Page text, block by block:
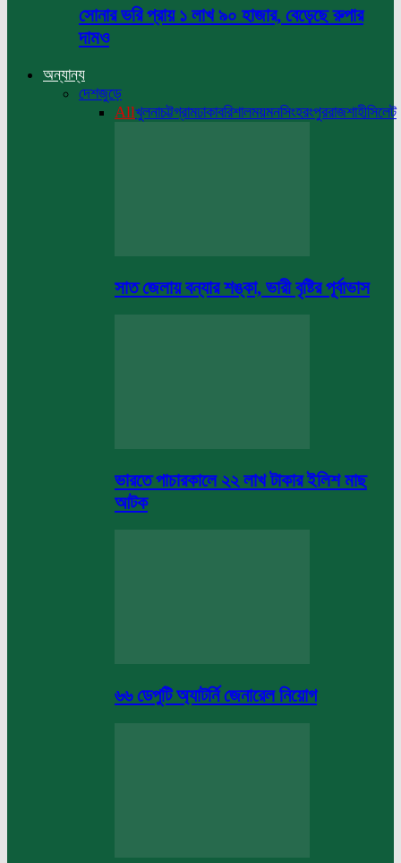
সোনার ভরি প্রায় ১ লাখ ৯০ হাজার, বেড়েছে রুপার
দামও
অন্যান্য
দেশজুড়ে
Allখুলনাচট্টগ্রামঢাকাবরিশালময়মনসিংহরংপুররাজশাহীসিলেট
সাত জেলায় বন্যার শঙ্কা, ভারী বৃষ্টির পূর্বাভাস
ভারতে পাচারকালে ২২ লাখ টাকার ইলিশ মাছ
আটক
৬৬ ডেপুটি অ্যাটর্নি জেনারেল নিয়োগ